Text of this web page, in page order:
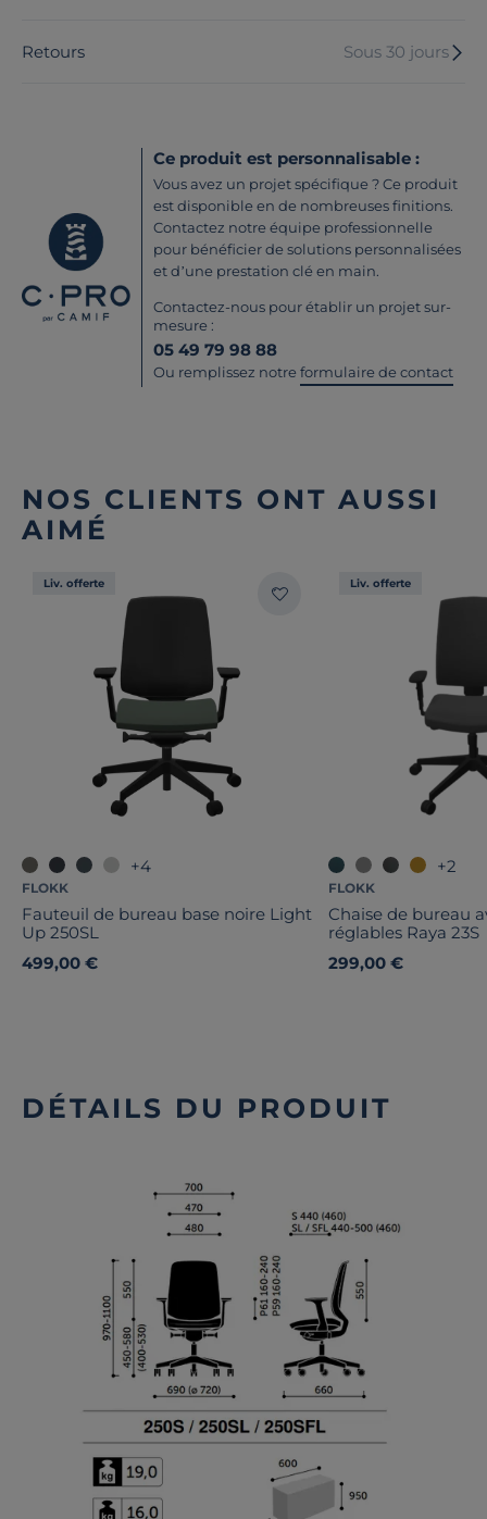
Retours Sous 30 jours
Ce produit est personnalisable :
Vous avez un projet spécifique ? Ce produit
est disponible en de nombreuses finitions.
Contactez notre équipe professionnelle
pour bénéficier de solutions personnalisées
et d’une prestation clé en main.
Contactez-nous pour établir un projet sur-
mesure :
05 49 79 98 88
Ou remplissez notre formulaire de contact
NOS CLIENTS ONT AUSSI
AIMÉ
Liv. offerte
+4
FLOKK
Fauteuil de bureau base noire Light
Up 250SL
499,00 €
Liv. offerte
+2
FLOKK
Chaise de bureau
réglables Raya 23S
299,00 €
DÉTAILS DU PRODUIT